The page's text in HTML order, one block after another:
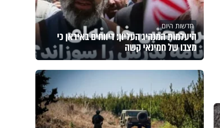
חדשות היום
היעלמות המנהיג העליון: דיווחים באיראן כי
מצבו של חמינאי קשה